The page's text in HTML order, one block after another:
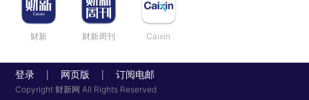
财新 财新周刊 Caixin
登录 网页版 订阅电邮
Copyright 财新网 All Rights Reserved